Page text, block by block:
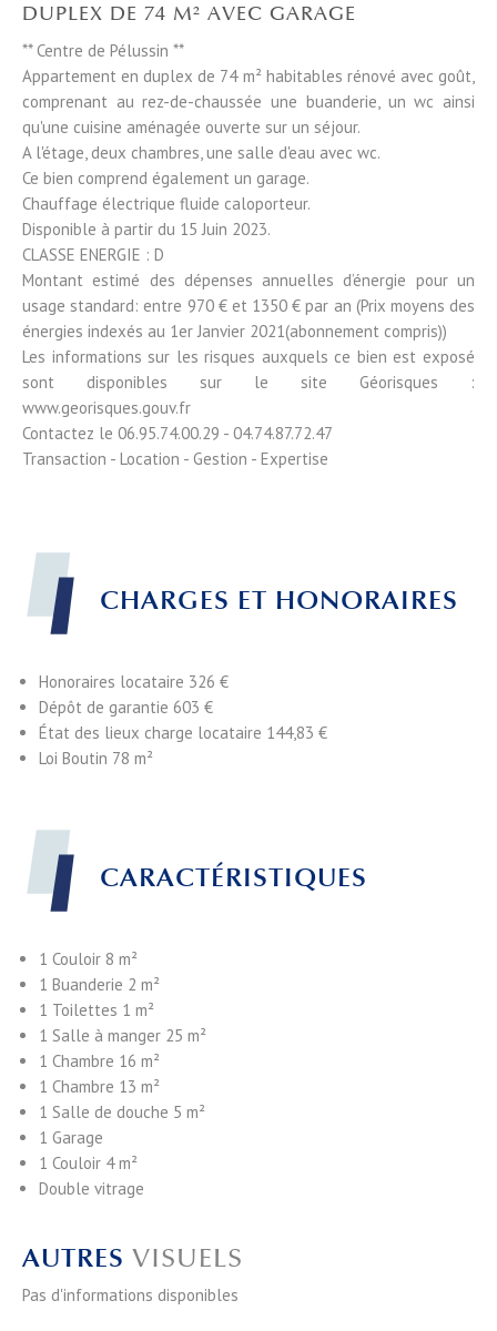
DUPLEX DE 74 M² AVEC GARAGE
** Centre de Pélussin **
Appartement en duplex de 74 m² habitables rénové avec goût,
comprenant au rez-de-chaussée une buanderie, un wc ainsi
qu'une cuisine aménagée ouverte sur un séjour.
A l'étage, deux chambres, une salle d'eau avec wc.
Ce bien comprend également un garage.
Chauffage électrique fluide caloporteur.
Disponible à partir du 15 Juin 2023.
CLASSE ENERGIE : D
Montant estimé des dépenses annuelles d’énergie pour un
usage standard: entre 970 € et 1350 € par an (Prix moyens des
énergies indexés au 1er Janvier 2021(abonnement compris))
Les informations sur les risques auxquels ce bien est exposé
sont disponibles sur le site Géorisques :
www.georisques.gouv.fr
Contactez le 06.95.74.00.29 - 04.74.87.72.47
Transaction - Location - Gestion - Expertise
CARACTÉRISTIQUES
1 Couloir 8 m²
1 Buanderie 2 m²
1 Toilettes 1 m²
1 Salle à manger 25 m²
1 Chambre 16 m²
1 Chambre 13 m²
1 Salle de douche 5 m²
1 Garage
1 Couloir 4 m²
Double vitrage
CHARGES ET HONORAIRES
Honoraires locataire 326 €
Dépôt de garantie 603 €
État des lieux charge locataire 144,83 €
Loi Boutin 78 m²
AUTRES VISUELS
Pas d'informations disponibles